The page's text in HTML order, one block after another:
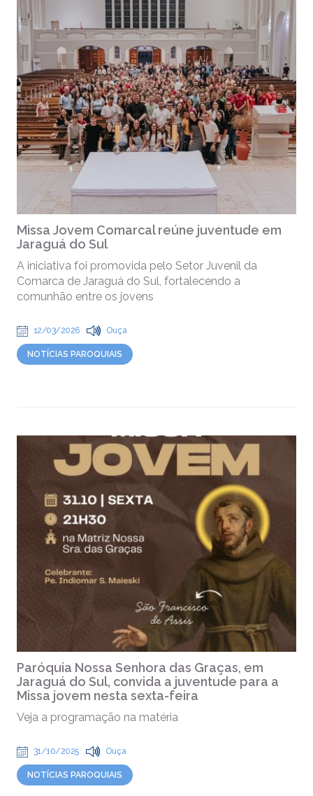
Missa Jovem Comarcal reúne juventude em
Jaraguá do Sul
A iniciativa foi promovida pelo Setor Juvenil da
Comarca de Jaraguá do Sul, fortalecendo a
comunhão entre os jovens
12/03/2026 Ouça
NOTÍCIAS PAROQUIAIS
Paróquia Nossa Senhora das Graças, em
Jaraguá do Sul, convida a juventude para a
Missa jovem nesta sexta-feira
Veja a programação na matéria
31/10/2025 Ouça
NOTÍCIAS PAROQUIAIS